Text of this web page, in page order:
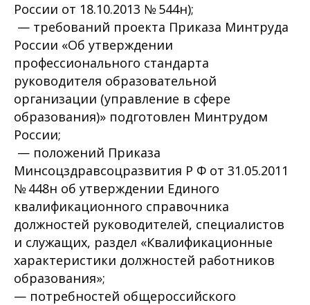
России от 18.10.2013 № 544н);
— требований проекта Приказа Минтруда
России «Об утверждении
профессионального стандарта
руководителя образовательной
организации (управление в сфере
образования)» подготовлен Минтрудом
России;
— положений Приказа
Минсоцздравсоцразвития Р Ф от 31.05.2011
№ 448н об утверждении Единого
квалификационного справочника
должностей руководителей, специалистов
и служащих, раздел «Квалификационные
характеристики должностей работников
образования»;
— потребностей общероссийского